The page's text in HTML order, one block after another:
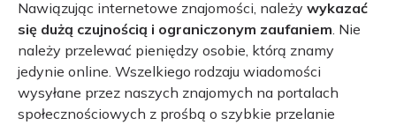
Nawiązując internetowe znajomości, należy wykazać
się dużą czujnością i ograniczonym zaufaniem. Nie
należy przelewać pieniędzy osobie, którą znamy
jedynie online. Wszelkiego rodzaju wiadomości
wysyłane przez naszych znajomych na portalach
społecznościowych z prośbą o szybkie przelanie